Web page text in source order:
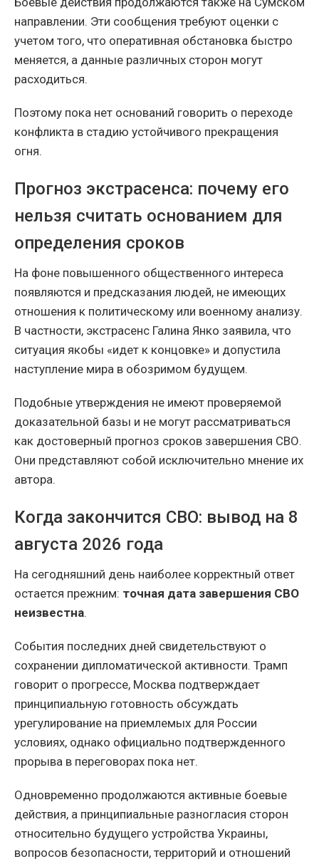
направлении. Эти сообщения требуют оценки с
учетом того, что оперативная обстановка быстро
меняется, а данные различных сторон могут
расходиться.
Поэтому пока нет оснований говорить о переходе
конфликта в стадию устойчивого прекращения
огня.
Прогноз экстрасенса: почему его
нельзя считать основанием для
определения сроков
На фоне повышенного общественного интереса
появляются и предсказания людей, не имеющих
отношения к политическому или военному анализу.
В частности, экстрасенс Галина Янко заявила, что
ситуация якобы «идет к концовке» и допустила
наступление мира в обозримом будущем.
Подобные утверждения не имеют проверяемой
доказательной базы и не могут рассматриваться
как достоверный прогноз сроков завершения СВО.
Они представляют собой исключительно мнение их
автора.
Когда закончится СВО: вывод на 8
августа 2026 года
На сегодняшний день наиболее корректный ответ
остается прежним: точная дата завершения СВО
неизвестна.
События последних дней свидетельствуют о
сохранении дипломатической активности. Трамп
говорит о прогрессе, Москва подтверждает
принципиальную готовность обсуждать
урегулирование на приемлемых для России
условиях, однако официально подтвержденного
прорыва в переговорах пока нет.
Одновременно продолжаются активные боевые
действия, а принципиальные разногласия сторон
относительно будущего устройства Украины,
вопросов безопасности, территорий и отношений